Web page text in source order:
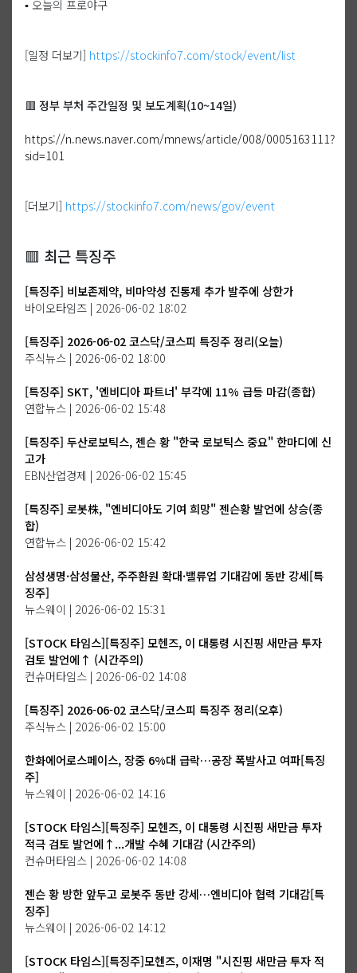
▪️ 오늘의 프로야구
[일정 더보기] https://stockinfo7.com/stock/event/list
🟥 정부 부처 주간일정 및 보도계획(10~14일)
https://n.news.naver.com/mnews/article/008/0005163111?
sid=101
[더보기] https://stockinfo7.com/news/gov/event
🟥 최근 특징주
[특징주] 비보존제약, 비마약성 진통제 추가 발주에 상한가
바이오타임즈 | 2026-06-02 18:02
[특징주] 2026-06-02 코스닥/코스피 특징주 정리(오늘)
주식뉴스 | 2026-06-02 18:00
[특징주] SKT, '엔비디아 파트너' 부각에 11% 급등 마감(종합)
연합뉴스 | 2026-06-02 15:48
[특징주] 두산로보틱스, 젠슨 황 "한국 로보틱스 중요" 한마디에 신
고가
EBN산업경제 | 2026-06-02 15:45
[특징주] 로봇株, "엔비디아도 기여 희망" 젠슨황 발언에 상승(종
합)
연합뉴스 | 2026-06-02 15:42
삼성생명·삼성물산, 주주환원 확대·밸류업 기대감에 동반 강세[특
징주]
뉴스웨이 | 2026-06-02 15:31
[STOCK 타임스][특징주] 모헨즈, 이 대통령 시진핑 새만금 투자
검토 발언에↑ (시간주의)
컨슈머타임스 | 2026-06-02 14:08
[특징주] 2026-06-02 코스닥/코스피 특징주 정리(오후)
주식뉴스 | 2026-06-02 15:00
한화에어로스페이스, 장중 6%대 급락…공장 폭발사고 여파[특징
주]
뉴스웨이 | 2026-06-02 14:16
[STOCK 타임스][특징주] 모헨즈, 이 대통령 시진핑 새만금 투자
적극 검토 발언에↑...개발 수혜 기대감 (시간주의)
컨슈머타임스 | 2026-06-02 14:08
젠슨 황 방한 앞두고 로봇주 동반 강세…엔비디아 협력 기대감[특
징주]
뉴스웨이 | 2026-06-02 14:12
[STOCK 타임스][특징주]모헨즈, 이재명 "시진핑 새만금 투자 적